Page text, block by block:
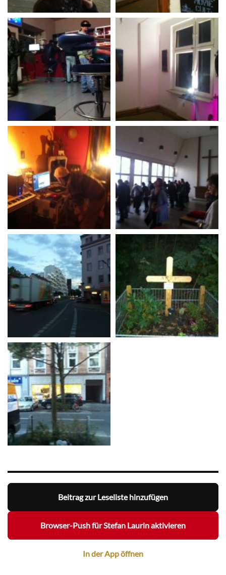
Beitrag zur Leseliste hinzufügen
Browser-Push für Stefan Laurin aktivieren
In der App öffnen